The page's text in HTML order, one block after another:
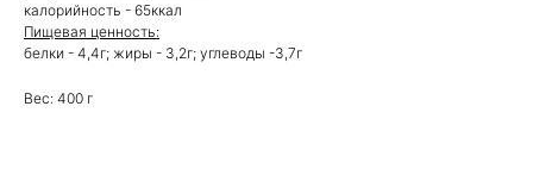
калорийность - 65ккал
Пищевая ценность:
белки - 4,4г; жиры - 3,2г; углеводы -3,7г
Вес: 400 г